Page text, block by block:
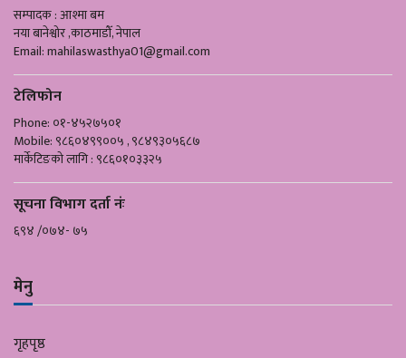
सम्पादक : आश्मा बम
नया बानेश्वोर ,काठमाडौँ, नेपाल
Email:mahilaswasthya01@gmail.com
टेलिफोन
Phone: ०१-४५२७५०१
Mobile: ९८६०४९९००५ , ९८४९३०५६८७
मार्केटिङको लागि : ९८६०१०३३२५
सूचना विभाग दर्ता नंः
६९४ /०७४- ७५
मेनु
गृहपृष्ठ